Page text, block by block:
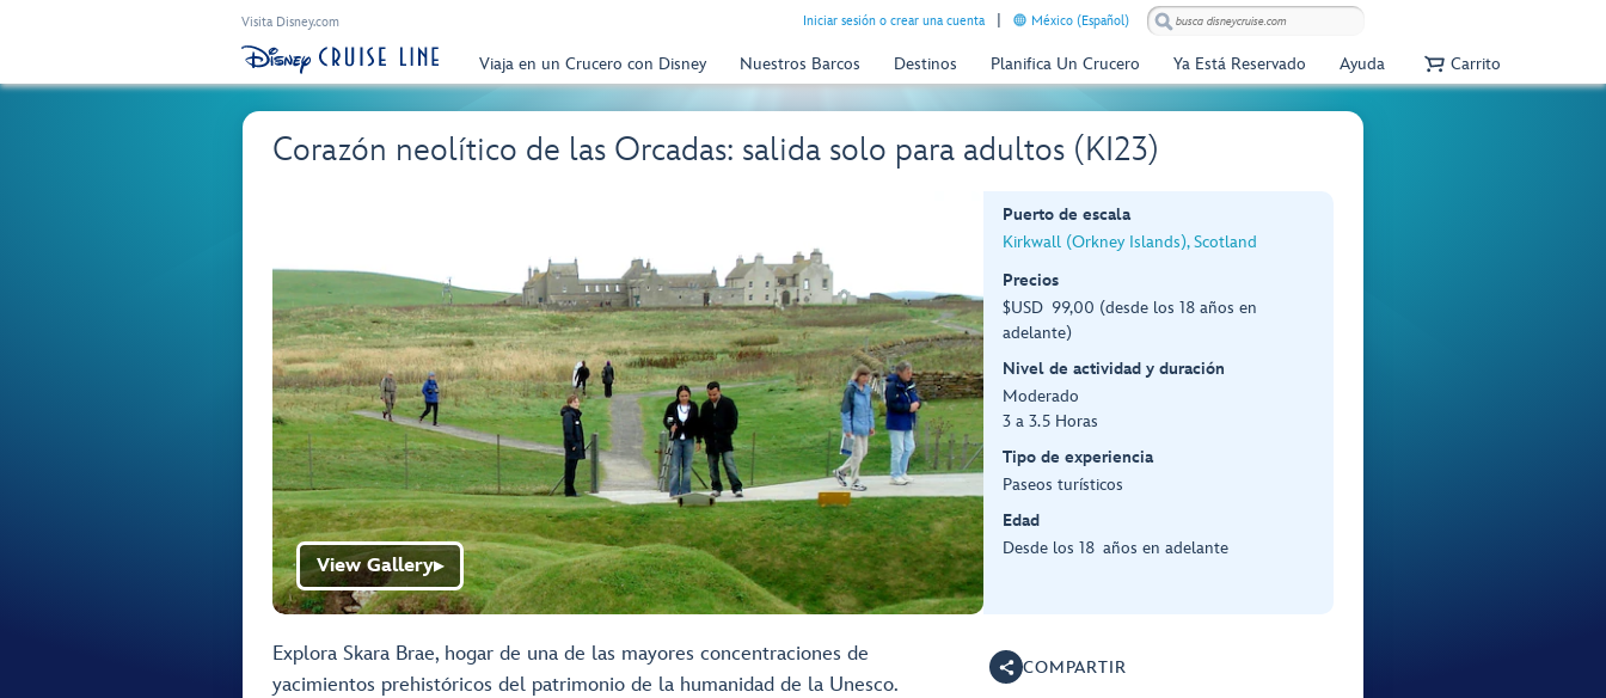
Visita Disney.com Iniciar sesión o crear una cuenta México (Español)
Viaja en un Crucero con Disney Nuestros Barcos Destinos Planifica Un Crucero Ya Está Reservado Ayuda Carrito
Corazón neolítico de las Orcadas: salida solo para adultos (KI23)
View Gallery▶
Puerto de escala
Kirkwall (Orkney Islands), Scotland
Precios
$USD 99,00 (desde los 18 años en
adelante)
Nivel de actividad y duración
Moderado
3 a 3.5 Horas
Tipo de experiencia
Paseos turísticos
Edad
Desde los 18 años en adelante
Explora Skara Brae, hogar de una de las mayores concentraciones de
yacimientos prehistóricos del patrimonio de la humanidad de la Unesco.
COMPARTIR